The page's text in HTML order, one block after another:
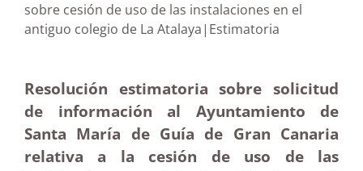
sobre cesión de uso de las instalaciones en el
antiguo colegio de La Atalaya|Estimatoria
Resolución estimatoria sobre solicitud
de información al Ayuntamiento de
Santa María de Guía de Gran Canaria
relativa a la cesión de uso de las